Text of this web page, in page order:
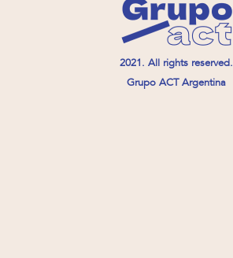
2021. All rights reserved.
Grupo ACT Argentina